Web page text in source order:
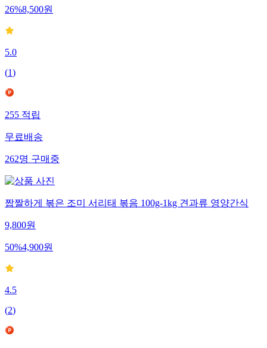
26%8,500원
5.0
(1)
255적립
무료배송
262명구매중
짭짤하게 볶은 조미 서리태 볶음 100g-1kg 견과류 영양간식
9,800원
50%4,900원
4.5
(2)